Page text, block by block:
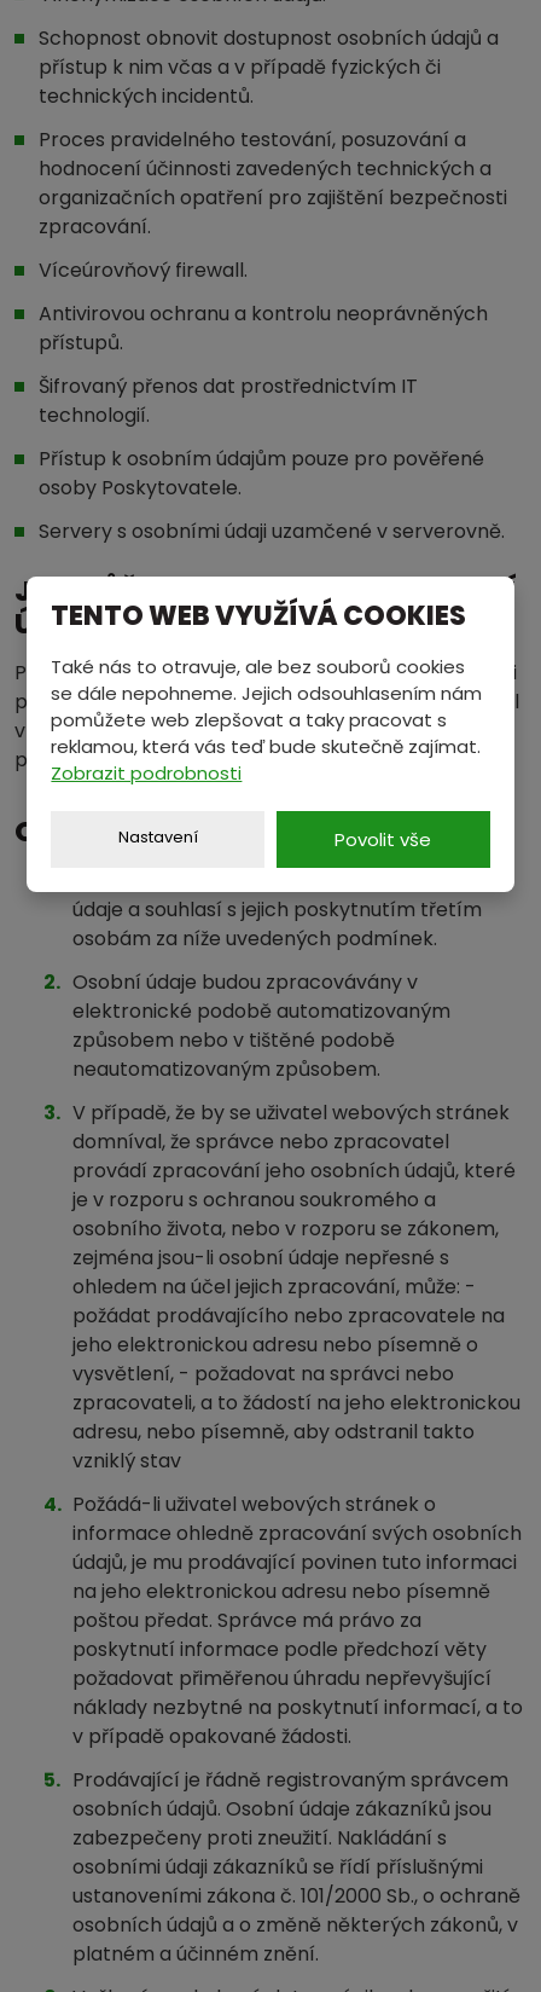
Schopnost obnovit dostupnost osobních údajů a
přístup k nim včas a v případě fyzických či
technických incidentů.
Proces pravidelného testování, posuzování a
hodnocení účinnosti zavedených technických a
organizačních opatření pro zajištění bezpečnosti
zpracování.
Víceúrovňový firewall.
Antivirovou ochranu a kontrolu neoprávněných
přístupů.
Šifrovaný přenos dat prostřednictvím IT
technologií.
Přístup k osobním údajům pouze pro pověřené
osoby Poskytovatele.
Servery s osobními údaji uzamčené v serverovně.
JAK MŮŽETE KONTROLOVAT OSOBNÍ
ÚDAJE, KTERÉ JSTE POSKYTL/A?
Pokud chcete ověřit s jakými vašimi konkrétními údaji
pracujeme, obraťte se na pověřenou osobu - viz. mail
v první části této stránky. Stejně postupujte i v
případě, pokud si přejete svá osobní data odstranit.
OBECNÁ USTANOVENÍ
údaje a souhlasí s jejich poskytnutím třetím
osobám za níže uvedených podmínek.
Osobní údaje budou zpracovávány v
elektronické podobě automatizovaným
způsobem nebo v tištěné podobě
neautomatizovaným způsobem.
V případě, že by se uživatel webových stránek
domníval, že správce nebo zpracovatel
provádí zpracování jeho osobních údajů, které
je v rozporu s ochranou soukromého a
osobního života, nebo v rozporu se zákonem,
zejména jsou-li osobní údaje nepřesné s
ohledem na účel jejich zpracování, může: -
požádat prodávajícího nebo zpracovatele na
jeho elektronickou adresu nebo písemně o
vysvětlení, - požadovat na správci nebo
zpracovateli, a to žádostí na jeho elektronickou
adresu, nebo písemně, aby odstranil takto
vzniklý stav
Požádá-li uživatel webových stránek o
informace ohledně zpracování svých osobních
údajů, je mu prodávající povinen tuto informaci
na jeho elektronickou adresu nebo písemně
poštou předat. Správce má právo za
poskytnutí informace podle předchozí věty
požadovat přiměřenou úhradu nepřevyšující
náklady nezbytné na poskytnutí informací, a to
v případě opakované žádosti.
Prodávající je řádně registrovaným správcem
osobních údajů. Osobní údaje zákazníků jsou
zabezpečeny proti zneužití. Nakládání s
osobními údaji zákazníků se řídí příslušnými
ustanoveními zákona č. 101/2000 Sb., o ochraně
osobních údajů a o změně některých zákonů, v
platném a účinném znění.
TENTO WEB VYUŽÍVÁ COOKIES
Také nás to otravuje, ale bez souborů cookies
se dále nepohneme. Jejich odsouhlasením nám
pomůžete web zlepšovat a taky pracovat s
reklamou, která vás teď bude skutečně zajímat.
Zobrazit podrobnosti
Nastavení Povolit vše